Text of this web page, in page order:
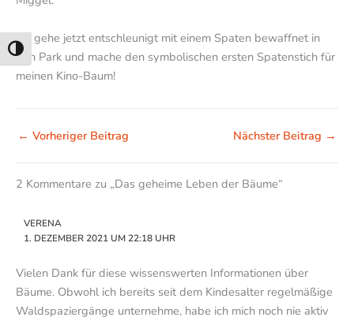
Umschalten auf hohe Kontraste
Ich gehe jetzt entschleunigt mit einem Spaten bewaffnet in
den Park und mache den symbolischen ersten Spatenstich für
meinen Kino-Baum!
← Vorheriger Beitrag Nächster Beitrag →
2 Kommentare zu „Das geheime Leben der Bäume“
VERENA
1. DEZEMBER 2021 UM 22:18 UHR
Vielen Dank für diese wissenswerten Informationen über
Bäume. Obwohl ich bereits seit dem Kindesalter regelmäßige
Waldspaziergänge unternehme, habe ich mich noch nie aktiv